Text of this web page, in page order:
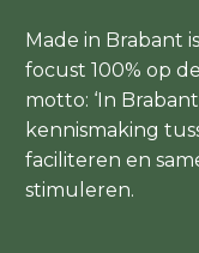
Made in Brabant
focust 100% op
motto: ‘In
kennismaking
faciliteren en
stimuleren.